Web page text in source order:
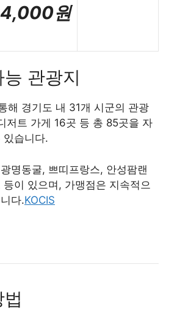
원
관광지
해 경기도 내 31개 시군의 관광
저트 가게 16곳 등 총 85곳을 자
있습니다.
명동굴, 쁘띠프랑스, 안성팜랜
등이 있으며, 가맹점은 지속적으
다.KOCIS